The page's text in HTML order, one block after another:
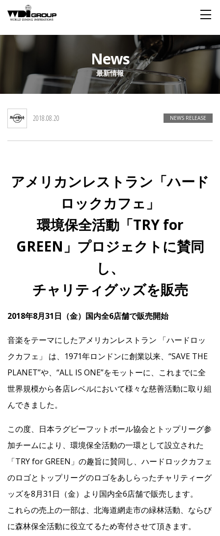
About WDI
WDI STANDARD
私たちが大切にするもの 舞台は世界
Social Responsibility Sustainability
Restaurant
Wedding
IR
IR情報トップ 投資家の皆様へ 事業概要 コーポレート・ガバナンス
Franchise
Contact
Facebook
JP EN
News
最新情報
2018.08.20 NEWS RELEASE
アメリカンレストラン「ハード
ロックカフェ」
環境保全活動「TRY for
GREEN」プロジェクトに賛同
し、
チャリティグッズを販売
2018年8月31日（金）国内全6店舗で販売開始
音楽をテーマにしたアメリカンレストラン 「ハードロッ
クカフェ」 は、1971年ロンドンに創業以来、“SAVE THE
PLANET”や、“ALL IS ONE”をモットーに、これまでに全
世界規模から各店レベルにおいて様々な慈善活動に取り組
んできました。
この度、日本ラグビーフットボール協会とトップリーグ参
加チームにより、環境保全活動の一環として設立された
「TRY for GREEN」の趣旨に賛同し、ハードロックカフェ
のロゴとトップリーグのロゴをあしらったチャリティーグ
ッズを8月31日（金）より国内全6店舗で販売します。
これらの売上の一部は、北海道網走市の緑林活動、ならび
に森林保全活動に役立てるため寄付させて頂きます。